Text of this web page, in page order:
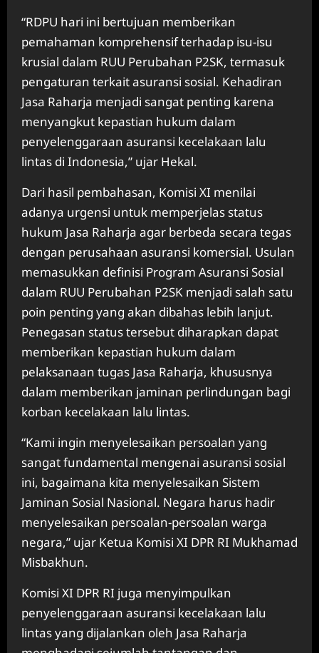
“RDPU hari ini bertujuan memberikan
pemahaman komprehensif terhadap isu-isu
krusial dalam RUU Perubahan P2SK, termasuk
pengaturan terkait asuransi sosial. Kehadiran
Jasa Raharja menjadi sangat penting karena
menyangkut kepastian hukum dalam
penyelenggaraan asuransi kecelakaan lalu
lintas di Indonesia,” ujar Hekal.
Dari hasil pembahasan, Komisi XI menilai
adanya urgensi untuk memperjelas status
hukum Jasa Raharja agar berbeda secara tegas
dengan perusahaan asuransi komersial. Usulan
memasukkan definisi Program Asuransi Sosial
dalam RUU Perubahan P2SK menjadi salah satu
poin penting yang akan dibahas lebih lanjut.
Penegasan status tersebut diharapkan dapat
memberikan kepastian hukum dalam
pelaksanaan tugas Jasa Raharja, khususnya
dalam memberikan jaminan perlindungan bagi
korban kecelakaan lalu lintas.
“Kami ingin menyelesaikan persoalan yang
sangat fundamental mengenai asuransi sosial
ini, bagaimana kita menyelesaikan Sistem
Jaminan Sosial Nasional. Negara harus hadir
menyelesaikan persoalan-persoalan warga
negara,” ujar Ketua Komisi XI DPR RI Mukhamad
Misbakhun.
Komisi XI DPR RI juga menyimpulkan
penyelenggaraan asuransi kecelakaan lalu
lintas yang dijalankan oleh Jasa Raharja